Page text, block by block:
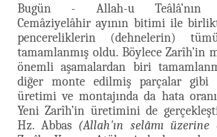
Bugün - Allah-u Teâlâ’nın
Cemâziyelâhir ayının bitimi ile
pencereliklerin (dehnelerin)
tamamlanmış oldu. Böylece Zarîh’in
önemli aşamalardan biri
diğer monte edilmiş parçalar gibi
üretimi ve montajında da hata
Yeni Zarîh’in üretimini de
Hz. Abbas (Allah'ın selâmı üzerine